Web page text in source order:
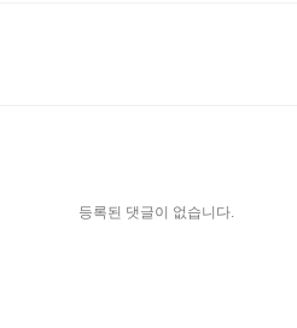
등록된 댓글이 없습니다.